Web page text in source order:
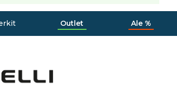
Outlet Ale %